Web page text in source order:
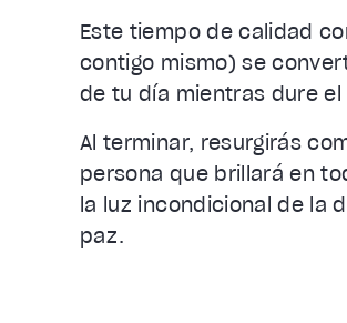
Este tiempo de calidad
contigo mismo) se
de tu día mientras dure el
Al terminar, resurgirás
persona que brillará en
la luz incondicional de la
paz.